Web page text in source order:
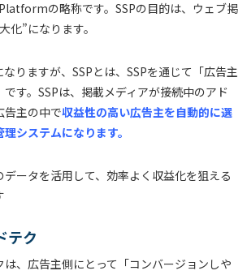
の略称です。SSPの目的は、ウェブ掲
化”になります。
りますが、SSPとは、SSPを通じて「広告主
す。SSPは、掲載メディアが接続中のアド
告主の中で収益性の高い広告主を自動的に選
システムになります。
ータを活用して、効率よく収益化を狙える
テク
、広告主側にとって「コンバージョンしや